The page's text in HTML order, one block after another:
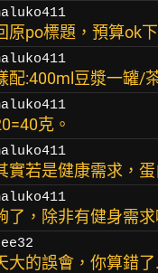
原po標題，預算ok
配:400ml豆漿一罐/
克。
實若是健康需求，
了，除非有健身需
大的誤會，你算錯了